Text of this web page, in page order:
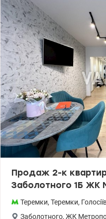
посудомийною машиною, шафи
кондиціонери в кімнаті та
Взимку працював генератор
котельня забезпечує тепло
підземний паркінг, який
підвали - укриття в кожній
території комплексу
кав'ярні, салони, аптека, 2
сімейне кафе з домашньою
ліс, територія ВДНГ, поряд з
ландшафтний парк. До метро
хвилин. Цена: 110000 у.е.
Продаж 2-к
Заболотного 1Б ЖК
Теремки, Теремки,
Заболотного, ЖК